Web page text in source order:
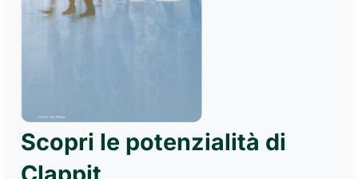
Scopri le potenzialità di